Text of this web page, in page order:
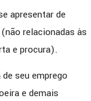
apresentar de
relacionadas às
e procura).
seu emprego
e demais